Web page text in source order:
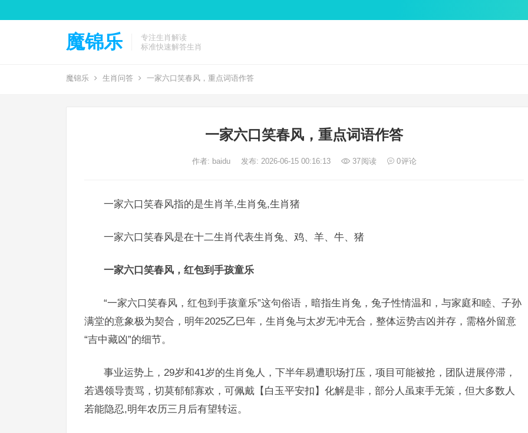
魔锦乐
专注生肖解读
标准快速解答生肖
魔锦乐 生肖问答 一家六口笑春风，重点词语作答
一家六口笑春风，重点词语作答
作者: baidu 发布: 2026-06-15 00:16:13 37阅读 0评论
一家六口笑春风指的是生肖羊,生肖兔,生肖猪
一家六口笑春风是在十二生肖代表生肖兔、鸡、羊、牛、猪
一家六口笑春风，红包到手孩童乐
“一家六口笑春风，红包到手孩童乐”这句俗语，暗指生肖兔，兔子性情温和，与家庭和睦、子孙
满堂的意象极为契合，明年2025乙巳年，生肖兔与太岁无冲无合，整体运势吉凶并存，需格外留意
“吉中藏凶”的细节。
事业运势上，29岁和41岁的生肖兔人，下半年易遭职场打压，项目可能被抢，团队进展停滞，
若遇领导责骂，切莫郁郁寡欢，可佩戴【白玉平安扣】化解是非，部分人虽束手无策，但大多数人
若能隐忍,明年农历三月后有望转运。